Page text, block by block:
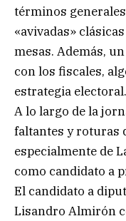
términos
«avivadas»
mesas. Además,
con los fiscales,
estrategia electoral.
A lo largo de la
faltantes y roturas
especialmente de
como candidato a
El candidato a
Lisandro Almirón